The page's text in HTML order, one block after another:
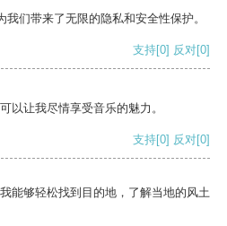
们带来了无限的隐私和安全性保护。
支持[0] 反对[0]
以让我尽情享受音乐的魅力。
支持[0] 反对[0]
能够轻松找到目的地，了解当地的风土